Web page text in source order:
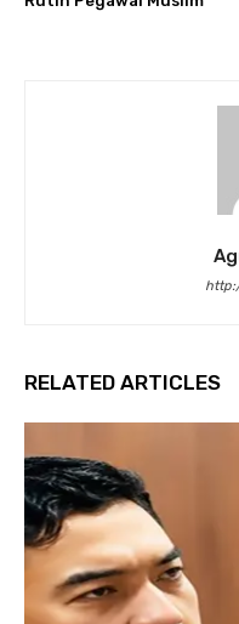
RELATED ARTICLES